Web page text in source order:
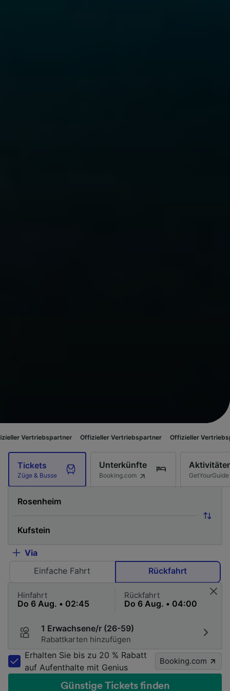
Offizieller Vertriebspartner Offizieller Vertriebspartner
Tickets
Züge & Busse
Unterkünfte
Booking.com GetYourGuide
Via
Einfache Fahrt
Rückfahrt
Hinfahrt Rückfahrt
1 Erwachsene/r (26-59)
Rabattkarten hinzufügen
Erhalten Sie bis zu 20 % Rabatt
auf Aufenthalte mit Genius
Booking.com
Günstige Tickets finden